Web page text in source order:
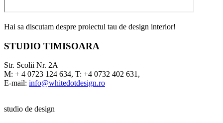
Hai sa discutam despre proiectul tau de design interior!
STUDIO TIMISOARA
Str. Scolii Nr. 2A
M: + 4 0723 124 634, T: +4 0732 402 631,
E-mail: info@whitedotdesign.ro
studio de design